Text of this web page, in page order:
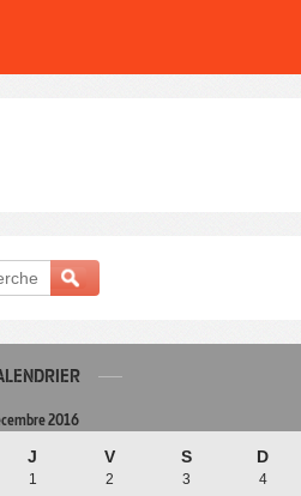
2016
J V S D
1 2 3
4